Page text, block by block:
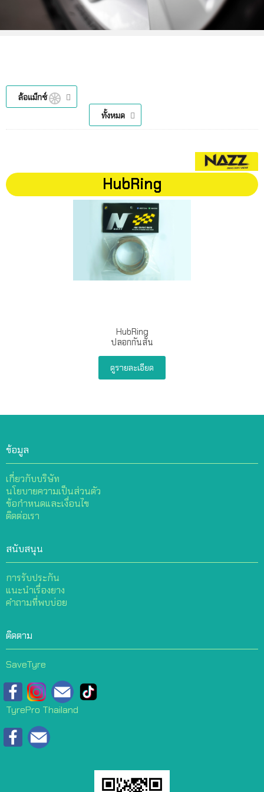
ล้อแม็กซ์
ทั้งหมด
HubRing
HubRing
ปลอกกันสั่น
ดูรายละเอียด
ข้อมูล
เกี่ยวกับบริษัท
นโยบายความเป็นส่วนตัว
ข้อกำหนดและเงื่อนไข
ติดต่อเรา
สนับสนุน
การรับประกัน
แนะนำเรื่องยาง
คำถามที่พบบ่อย
ติดตาม
SaveTyre
TyrePro Thailand